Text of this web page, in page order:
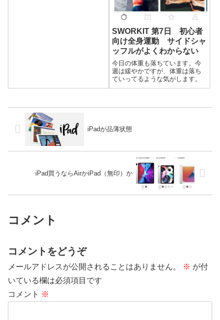
SWORKIT 第7日 初心者
向け全身運動 サイドシャ
ッフルがよくわからない
今日の体重も落ちています。今
週は緩やかですが、体重は落ち
ていってるような気がします。
iPadが品薄状態
iPad買うならAirかiPad（無印）か
コメント
コメントをどうぞ
メールアドレスが公開されることはありません。 ※ が付
いている欄は必須項目です
コメント ※